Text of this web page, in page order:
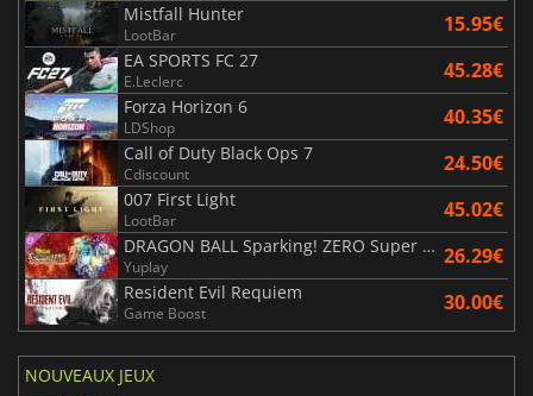
Mistfall Hunter
LootBar 15.95€
EA SPORTS FC 27
E.Leclerc 45.28€
Forza Horizon 6
LDShop 40.35€
Call of Duty Black Ops 7
Cdiscount 24.50€
007 First Light
LootBar 45.02€
DRAGON BALL Sparking! ZERO Super Limit Breaking NEO
Yuplay 26.29€
Resident Evil Requiem
Game Boost 30.00€
NOUVEAUX JEUX